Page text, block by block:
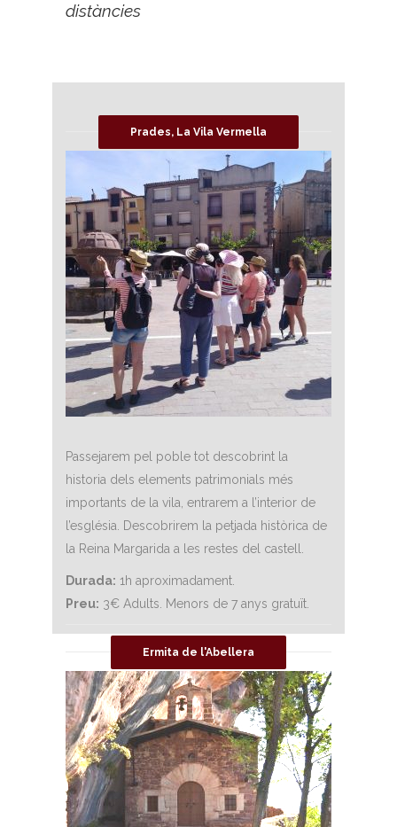
distàncies
Prades, La Vila Vermella
Passejarem pel poble tot descobrint la
historia dels elements patrimonials més
importants de la vila, entrarem a l’interior de
l’església. Descobrirem la petjada històrica de
la Reina Margarida a les restes del castell.
Durada: 1h aproximadament.
Preu: 3€ Adults. Menors de 7 anys gratuït.
Ermita de l'Abellera